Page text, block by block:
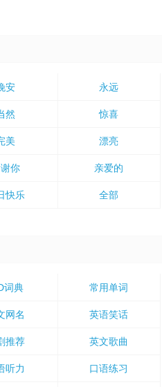
安 永远
然 惊喜
美 漂亮
你 亲爱的
快乐 全部
词典 常用单词
网名 英语笑话
推荐 英文歌曲
听力 口语练习